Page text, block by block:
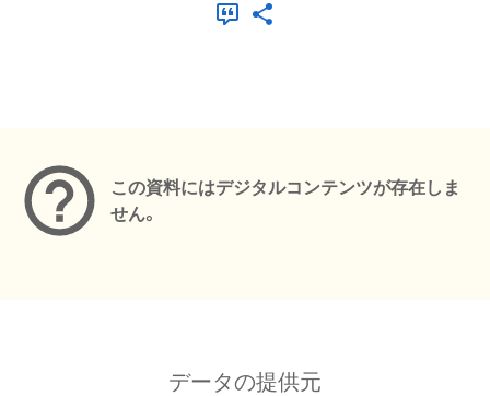
この資料にはデジタルコンテンツが存在しま
せん。
データの提供元